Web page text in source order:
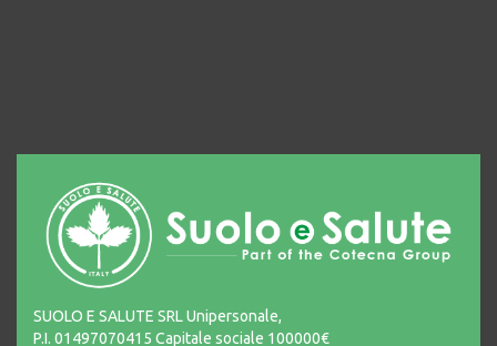
SUOLO E SALUTE SRL Unipersonale,
P.I. 01497070415 Capitale sociale 100000€